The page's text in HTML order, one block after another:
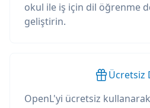
okul ile iş için dil öğrenme
geliştirin.
Ücretsiz
OpenL'yi ücretsiz